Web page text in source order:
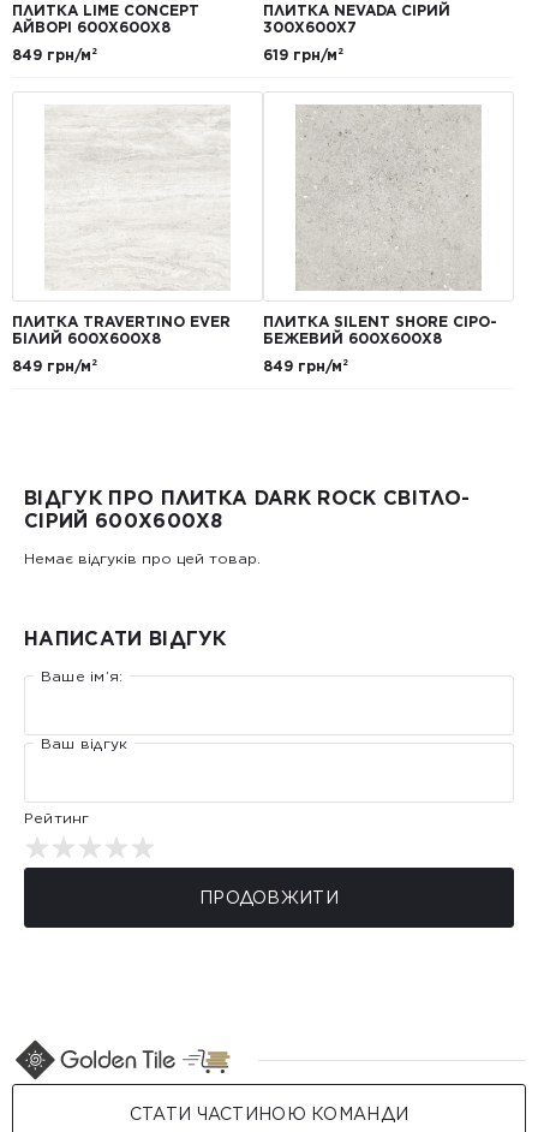
ПЛИТКА LIME CONCEPT
АЙВОРІ 600Х600Х8
849 грн/м²
ПЛИТКА NEVADA СІРИЙ
300Х600Х7
619 грн/м²
ПЛИТКА TRAVERTINO EVER
БІЛИЙ 600Х600Х8
849 грн/м²
ПЛИТКА SILENT SHORE СІРО-
БЕЖЕВИЙ 600Х600Х8
849 грн/м²
ВІДГУК ПРО ПЛИТКА DARK ROCK СВІТЛО-
СІРИЙ 600Х600Х8
Немає відгуків про цей товар.
НАПИСАТИ ВІДГУК
Ваше ім’я:
Ваш відгук
Рейтинг
ПРОДОВЖИТИ
СТАТИ ЧАСТИНОЮ КОМАНДИ